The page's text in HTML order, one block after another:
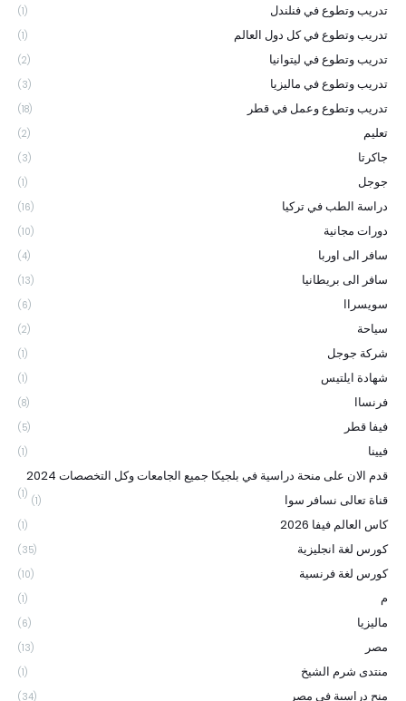
تدريب وتطوع في فنلندل (1)
تدريب وتطوع في كل دول العالم (1)
تدريب وتطوع في ليتوانيا (2)
تدريب وتطوع في ماليزيا (3)
تدريب وتطوع وعمل في قطر (18)
تعليم (2)
جاكرتا (3)
جوجل (1)
دراسة الطب في تركيا (16)
دورات مجانية (10)
سافر الى اوربا (4)
سافر الى بريطانيا (13)
سويسراا (6)
سياحة (2)
شركة جوجل (1)
شهادة ايلتيس (1)
فرنساا (8)
فيفا قطر (5)
فيينا (1)
قدم الان على منحة دراسية في بلجيكا جميع الجامعات وكل التخصصات 2024
(1) قناة تعالى نسافر سوا (1)
كاس العالم فيفا 2026 (1)
كورس لغة انجليزية (35)
كورس لغة فرنسية (10)
م (1)
ماليزيا (6)
مصر (13)
منتدى شرم الشيخ (1)
منح دراسية في مصر (34)